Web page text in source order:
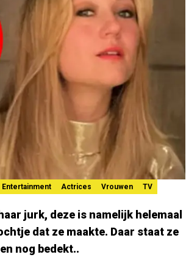
Entertainment Actrices Vrouwen TV
jurk, deze is namelijk helemaal
dat ze maakte. Daar staat ze
nog bedekt..